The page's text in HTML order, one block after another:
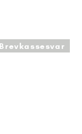
18+
Brevkassesvar